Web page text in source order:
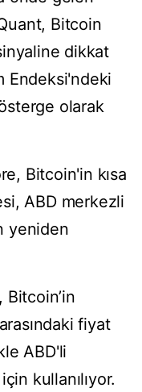
Bitcoin
dikkat
Endeksi'ndeki
olarak
Bitcoin'in kısa
ABD merkezli
yeniden
fiyat
ABD'li
kullanılıyor.